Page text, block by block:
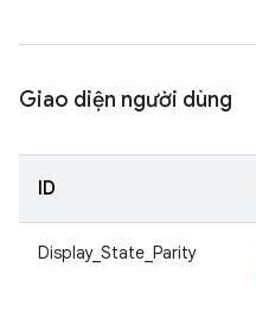
Giao diện người dùng
ID
Display_State_Parity